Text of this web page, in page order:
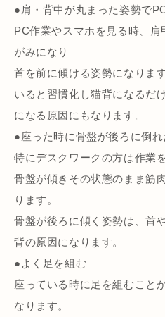
●肩・背中が丸まった姿勢で
PC作業やスマホを見る時、
がみになり
首を前に傾ける姿勢になりま
いると習慣化し猫背になるだ
になる原因にもなります。
●座った時に骨盤が後ろに倒
特にデスクワークの方は作業
骨盤が傾きその状態のまま筋
ります。
骨盤が後ろに傾く姿勢は、首
背の原因になります。
●よく足を組む
座っている時に足を組むこと
なります。